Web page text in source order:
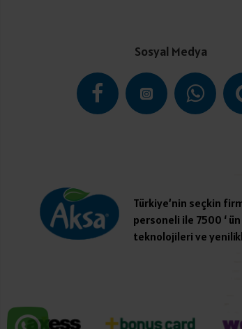
Sosyal Medya
Türkiye’nin seçkin
personeli ile 7500 ‘
teknolojileri ve